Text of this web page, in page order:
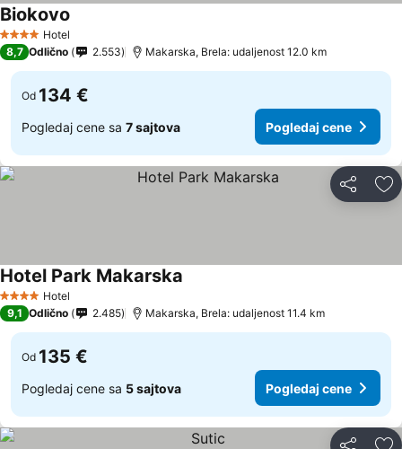
4 ZvezdiceHotel
Biokovo
8,7 Odlično 2.553 Makarska, Brela: udaljenost 12.0 km
Od 134 €
Pogledaj cene sa 7 sajtova Pogledaj cene
Deli
4 ZvezdiceHotel
Hotel Park Makarska
9,1 Odlično 2.485 Makarska, Brela: udaljenost 11.4 km
Od 135 €
Pogledaj cene sa 5 sajtova Pogledaj cene